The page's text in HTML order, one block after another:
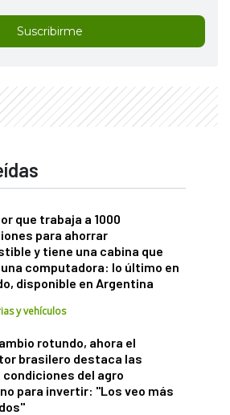
Suscribirme
que trabaja a 1000
para ahorrar
y tiene una cabina que
computadora: lo último en
disponible en Argentina
y vehículos
rotundo, ahora el
brasilero destaca las
condiciones del agro
para invertir: "Los veo más